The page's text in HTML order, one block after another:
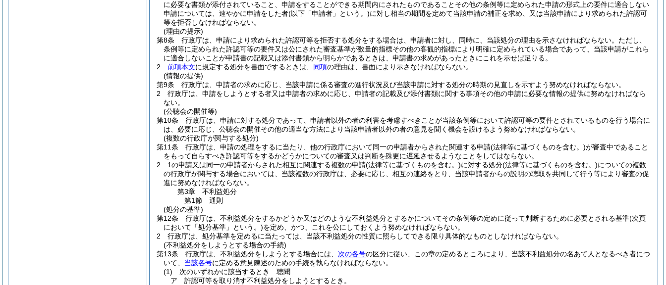
に必要な書類が添付されていること、申請をすることができる期間内にされたものであることその他の条例等に定められた申請の形式上の要件に適合しない
申請については、速やかに申請をした者(以下「申請者」という。)に対し相当の期間を定めて当該申請の補正を求め、又は当該申請により求められた許認可
等を拒否しなければならない。
(理由の提示)
第8条
行政庁は、申請により求められた許認可等を拒否する処分をする場合は、申請者に対し、同時に、当該処分の理由を示さなければならない。 ただし、
条例等に定められた許認可等の要件又は公にされた審査基準が数量的指標その他の客観的指標により明確に定められている場合であって、当該申請がこれら
に適合しないことが申請書の記載又は添付書類から明らかであるときは、申請書の求めがあったときにこれを示せば足りる。
2
前項本文に規定する処分を書面でするときは、 同項の理由は、書面により示さなければならない。
(情報の提供)
第9条
行政庁は、申請者の求めに応じ、当該申請に係る審査の進行状況及び当該申請に対する処分の時期の見直しを示すよう努めなければならない。
2
行政庁は、申請をしようとする者又は申請者の求めに応じ、申請者の記載及び添付書類に関する事項その他の申請に必要な情報の提供に努めなければなら
ない。
(公聴会の開催等)
第10条
行政庁は、申請に対する処分であって、申請者以外の者の利害を考慮すべきことが当該条例等において許認可等の要件とされているものを行う場合に
は、必要に応じ、公聴会の開催その他の適当な方法により当該申請者以外の者の意見を聞く機会を設けるよう努めなければならない。
(複数の行政庁が関与する処分)
第11条
行政庁は、申請の処理をするに当たり、他の行政庁において同一の申請者からされた関連する申請(法律等に基づくものを含む。)が審査中であること
をもって自らすべき許認可等をするかどうかについての審査又は判断を殊更に遅延させるようなことをしてはならない。
2
1の申請又は同一の申請者からされた相互に関連する複数の申請(法律等に基づくものを含む。)に対する処分(法律等に基づくものを含む。)についての複数
の行政庁が関与する場合においては、当該複数の行政庁は、必要に応じ、相互の連絡をとり、当該申請者からの説明の聴取を共同して行う等により審査の促
進に努めなければならない。
第3章
不利益処分
第1節
通則
(処分の基準)
第12条
行政庁は、不利益処分をするかどうか又はどのような不利益処分とするかについてその条例等の定めに従って判断するために必要とされる基準(次頁
において「処分基準」という。)を定め、かつ、これを公にしておくよう努めなければならない。
2
行政庁は、処分基準を定めるに当たっては、当該不利益処分の性質に照らしてできる限り具体的なものとしなければならない。
(不利益処分をしようとする場合の手続)
第13条
行政庁は、不利益処分をしようとする場合には、 次の各号の区分に従い、この章の定めるところにより、当該不利益処分の名あて人となるべき者につ
いて、 当該各号に定める意見陳述のための手続を執らなければならない。
(1)
次のいずれかに該当するとき 聴聞
ア
許認可等を取り消す不利益処分をしようとするとき。